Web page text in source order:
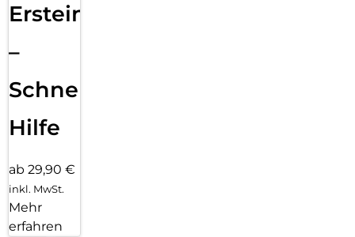
Ersteinrichtung
–
Schnelle
Hilfe
ab 29,90 €
inkl. MwSt.
Mehr
erfahren